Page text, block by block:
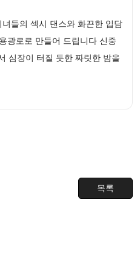
들의 섹시 댄스와 화끈한 입담
광로로 만들어 드립니다 신중
심장이 터질 듯한 짜릿한 밤을
목록